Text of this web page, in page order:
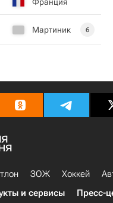
Мартиник 6
ЗОЖ Хоккей
и сервисы Пресс-